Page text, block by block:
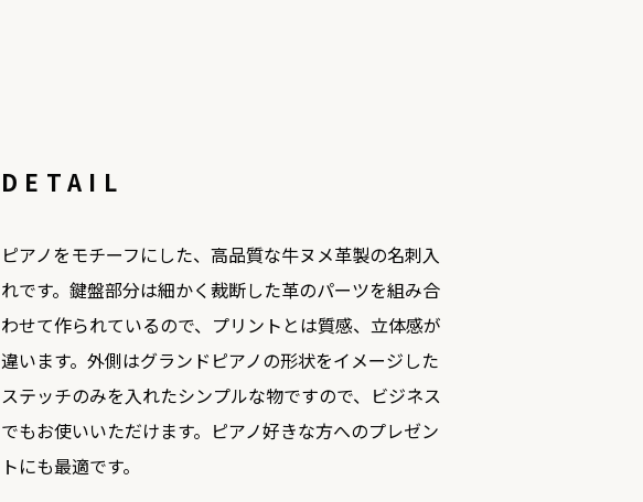
DETAIL
ピアノをモチーフにした、高品質な牛ヌメ革製の名刺入
れです。鍵盤部分は細かく裁断した革のパーツを組み合
わせて作られているので、プリントとは質感、立体感が
違います。外側はグランドピアノの形状をイメージした
ステッチのみを入れたシンプルな物ですので、ビジネス
でもお使いいただけます。ピアノ好きな方へのプレゼン
トにも最適です。